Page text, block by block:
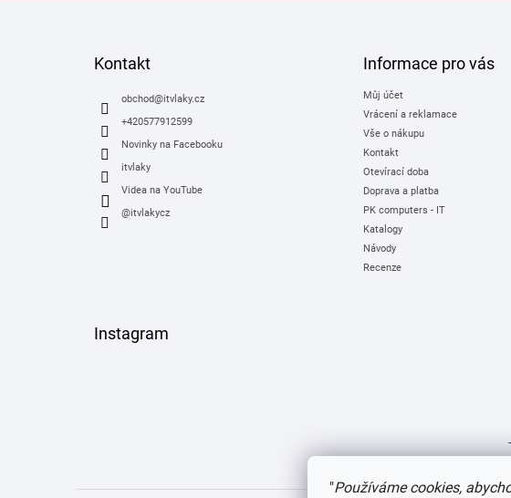
"Používáme cookies,
Kontakt
obchod@itvlaky.cz
+420577912599
Novinky na Facebooku
itvlaky
Videa na YouTube
@itvlakycz
Informace pro vás
Můj účet
Vrácení a reklamace
Vše o nákupu
Kontakt
Otevírací doba
Doprava a platba
PK computers - IT
Katalogy
Návody
Recenze
Instagram